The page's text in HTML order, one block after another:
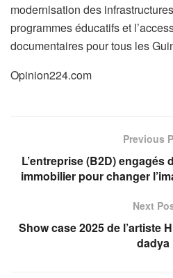
modernisation des
programmes éducatifs et
documentaires pour tous les
Opinion224.com
Previous
L’entreprise (B2D) engagés
immobilier pour changer
Next
Show case 2025 de l’artiste
dadya